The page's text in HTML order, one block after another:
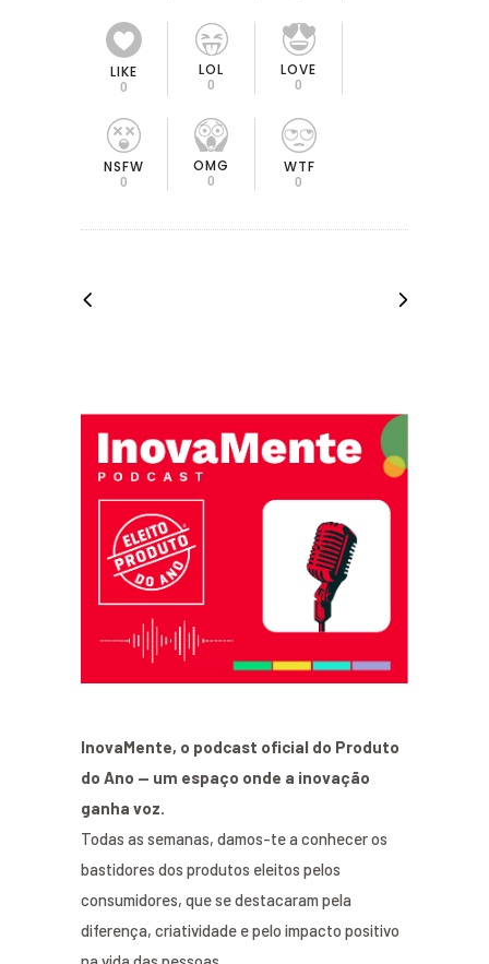
LIKE
0
LOL
0
LOVE
0
NSFW
0
OMG
0
WTF
0
InovaMente, o podcast oficial do Produto
do Ano — um espaço onde a inovação
ganha voz.
Todas as semanas, damos-te a conhecer os
bastidores dos produtos eleitos pelos
consumidores, que se destacaram pela
diferença, criatividade e pelo impacto positivo